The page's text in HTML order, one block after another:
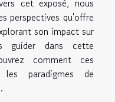
perspectives qu'offre
son impact sur
guider dans cette
comment ces
les paradigmes de